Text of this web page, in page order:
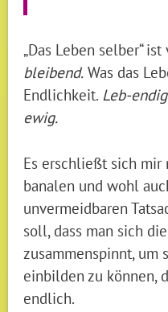
„Das Leben selber“
bleibend. Was das
Endlichkeit. Leb-endig
ewig.
Es erschließt sich mir
banalen und wohl
unvermeidbaren
soll, dass man sich
zusammenspinnt, um
einbilden zu können,
endlich.